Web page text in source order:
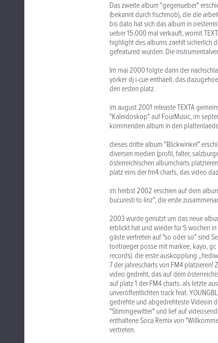
Das zweite album "gegenueber"
(bekannt durch fischmob), die die
bis dato hat sich das album in
ueber 15.000 mal verkauft, womit
highlight des albums zaehlt sicherlich
gefeatured wurden. Die
Im mai 2000 folgte dann der
yorker dj i-cue enthaelt. das
den ersten platz.
im august 2001 releaste TEXTA
"Kaleidoskop" auf FourMusic, im
kommenden album in den
dieses dritte album "Blickwinkel"
diversen medien (profil, falter,
österreichischen albumcharts
platz eins der fm4 charts, das video
im herbst 2002 erschien auf dem
bucuresti to linz", die erste
2003 wurde genutzt um das neue
erblickt hat und wieder für 5 wochen
gäste vertreten auf "so oder so" sind
tontraeger posse mit markee, kayo,
records). die erste auskopplung
7 der jahrescharts von FM4 platzieren!
video gedreht, das auf dem
auf platz 1 der FM4 charts. als letzte
unveröffentlichten track feat.
gedrehte und abgedrehteste Videoin
"Stimmgewitter" und lief auf
enthaltene Soca Remix von
vertreten.